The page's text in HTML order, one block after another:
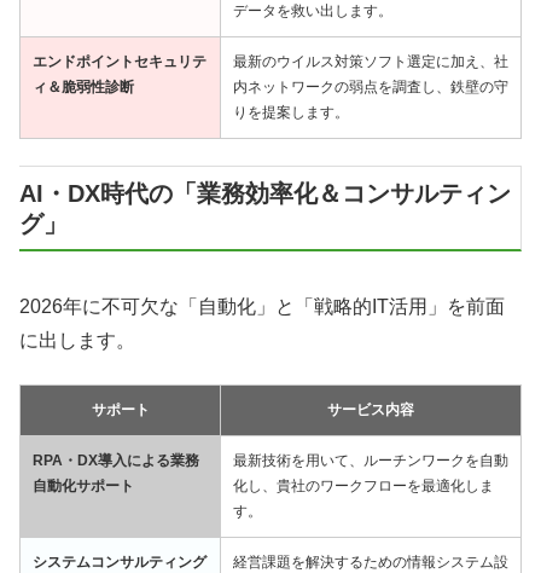
データを救い出します。
エンドポイントセキュリテ
ィ＆脆弱性診断
最新のウイルス対策ソフト選定に加え、社
内ネットワークの弱点を調査し、鉄壁の守
りを提案します。
AI・DX時代の「業務効率化＆コンサルティン
グ」
2026年に不可欠な「自動化」と「戦略的IT活用」を前面
に出します。
サポート サービス内容
RPA・DX導入による業務
自動化サポート
最新技術を用いて、ルーチンワークを自動
化し、貴社のワークフローを最適化しま
す。
システムコンサルティング
経営課題を解決するための情報システム設